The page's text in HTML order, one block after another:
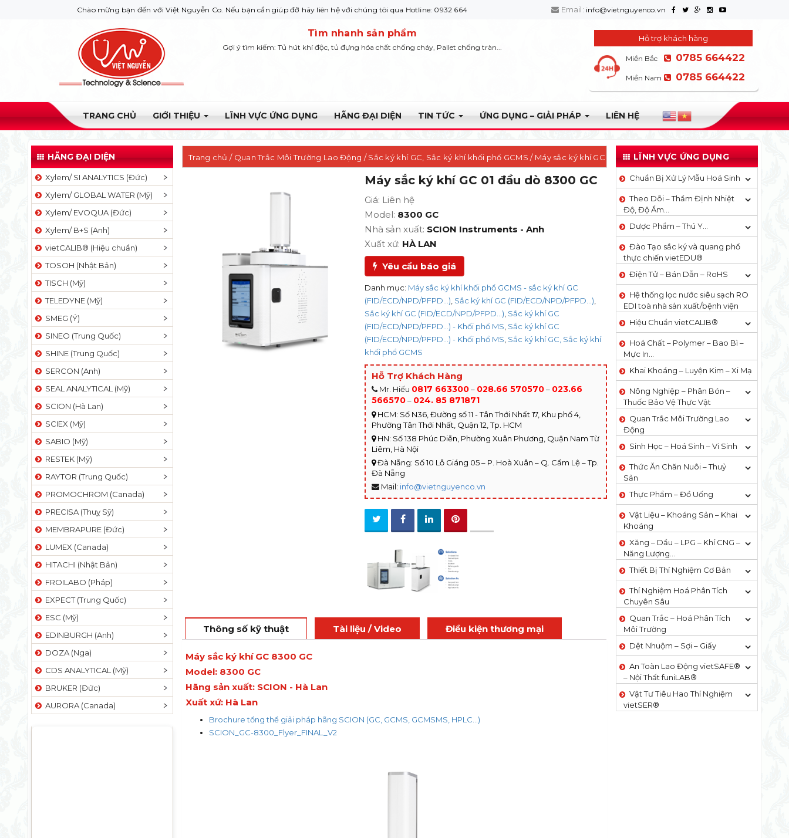
Chào mừng bạn đến với Việt Nguyễn Co. Nếu bạn cần giúp đỡ hãy liên hệ với chúng tôi qua Hotline: 0932 664422 Email: info@vietnguyenco.vn
Tìm nhanh sản phẩm
Gợi ý tìm kiếm: Tủ hút khí độc, tủ đựng hóa chất chống cháy, Pallet chống tràn...
Hỗ trợ khách hàng
Miền Bắc 0785 664422
Miền Nam 0785 664422
TRANG CHỦ GIỚI THIỆU LĨNH VỰC ỨNG DỤNG HÃNG ĐẠI DIỆN TIN TỨC ỨNG DỤNG – GIẢI PHÁP LIÊN HỆ
HÃNG ĐẠI DIỆN
Xylem/ SI ANALYTICS (Đức)
Xylem/ GLOBAL WATER (Mỹ)
Xylem/ EVOQUA (Đức)
Xylem/ B+S (Anh)
vietCALIB® (Hiệu chuẩn)
TOSOH (Nhật Bản)
TISCH (Mỹ)
TELEDYNE (Mỹ)
SMEG (Ý)
SINEO (Trung Quốc)
SHINE (Trung Quốc)
SERCON (Anh)
SEAL ANALYTICAL (Mỹ)
SCION (Hà Lan)
SCIEX (Mỹ)
SABIO (Mỹ)
RESTEK (Mỹ)
RAYTOR (Trung Quốc)
PROMOCHROM (Canada)
PRECISA (Thuỵ Sỹ)
MEMBRAPURE (Đức)
LUMEX (Canada)
HITACHI (Nhật Bản)
FROILABO (Pháp)
EXPECT (Trung Quốc)
ESC (Mỹ)
EDINBURGH (Anh)
DOZA (Nga)
CDS ANALYTICAL (Mỹ)
BRUKER (Đức)
AURORA (Canada)
Trang chủ / Quan Trắc Môi Trường Lao Động /Sắc ký khí GC, Sắc ký khí khối phổ GCMS / Máy sắc ký khí GC
Máy sắc ký khí GC 01 đầu dò 8300 GC
Giá: Liên hệ
Model: 8300 GC
Nhà sản xuất: SCION Instruments - Anh
Xuất xứ: HÀ LAN
Yêu cầu báo giá
Danh mục: Máy sắc ký khí khối phổ GCMS - sắc ký khí GC
(FID/ECD/NPD/PFPD...) Sắc ký khí GC (FID/ECD/NPD/PFPD...)
Sắc ký khí GC (FID/ECD/NPD/PFPD...) Sắc ký khí GC
(FID/ECD/NPD/PFPD...) - Khối phổ MS Sắc ký khí GC
(FID/ECD/NPD/PFPD...) - Khối phổ MS Sắc ký khí GC, Sắc ký khí
khối phổ GCMS
Hỗ Trợ Khách Hàng
Mr. Hiếu 0817 663300– 028.66 570570– 023.66
566570– 024. 85 871871
HCM: Số N36, Đường số 11 - Tân Thới Nhất 17, Khu phố 4,
Phường Tân Thới Nhất, Quận 12, Tp. HCM
HN: Số 138 Phúc Diễn, Phường Xuân Phương, Quận Nam Từ
Liêm, Hà Nội
Đà Nẵng: Số 10 Lỗ Giáng 05 – P. Hoà Xuân – Q. Cẩm Lệ – Tp.
Đà Nẵng
Mail: info@vietnguyenco.vn
Thông số kỹ thuật Tài liệu / Video Điều kiện thương mại
Máy sắc ký khí GC 8300 GC
Model: 8300 GC
Hãng sản xuất: SCION - Hà Lan
Xuất xứ: Hà Lan
Brochure tổng thể giải pháp hãng SCION (GC, GCMS, GCMSMS, HPLC...)
SCION_GC-8300_Flyer_FINAL_V2
LĨNH VỰC ỨNG DỤNG
Chuẩn Bị Xử Lý Mẫu Hoá Sinh
Theo Dõi – Thẩm Định Nhiệt
Độ, Độ Ẩm…
Dược Phẩm – Thú Y…
Đào Tạo sắc ký và quang phổ
thực chiến vietEDU®
Điện Tử – Bán Dẫn – RoHS
Hệ thống lọc nước siêu sạch RO
EDI​​ toà nhà sản xuất/bệnh viện
Hiệu Chuẩn vietCALIB®
Hoá Chất – Polymer – Bao Bì –
Mực In…
Khai Khoáng – Luyện Kim – Xi Mạ
Nông Nghiệp – Phân Bón –
Thuốc Bảo Vệ Thực Vật
Quan Trắc Môi Trường Lao
Động
Sinh Học – Hoá Sinh – Vi Sinh
Thức Ăn Chăn Nuôi – Thuỷ
Sản
Thực Phẩm – Đồ Uống
Vật Liệu – Khoáng Sản – Khai
Khoáng
Xăng – Dầu – LPG – Khí CNG –
Năng Lượng…
Thiết Bị Thí Nghiệm Cơ Bản
Thí Nghiệm Hoá Phân Tích
Chuyên Sâu
Quan Trắc – Hoá Phân Tích
Môi Trường
Dệt Nhuộm – Sợi – Giấy
An Toàn Lao Động vietSAFE®
– Nội Thất funiLAB®
Vật Tư Tiêu Hao Thí Nghiệm
vietSER®